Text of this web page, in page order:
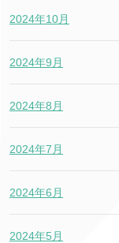
2024年10月
2024年9月
2024年8月
2024年7月
2024年6月
2024年5月